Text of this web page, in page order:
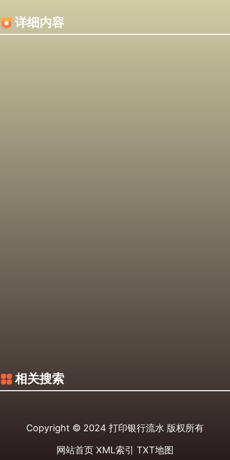
详细内容
相关搜索
Copyright © 2024 打印银行流水 版权所有
网站首页 XML索引 TXT地图